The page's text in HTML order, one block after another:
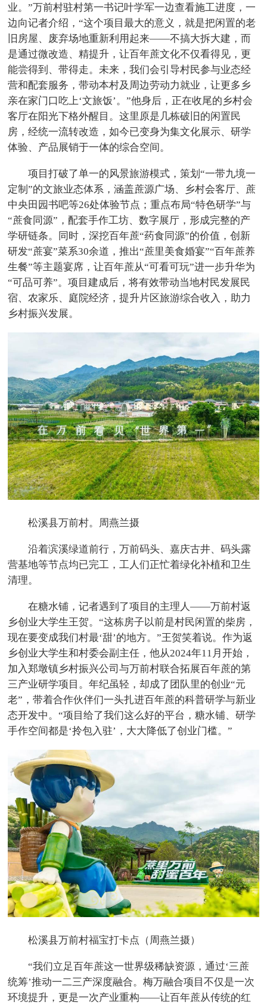
业。”万前村驻村第一书记叶学军一边查看施工进度，一
边向记者介绍，“这个项目最大的意义，就是把闲置的老
旧房屋、废弃场地重新利用起来——不搞大拆大建，而
是通过微改造、精提升，让百年蔗文化不仅看得见，更
能尝得到、带得走。未来，我们会引导村民参与业态经
营和配套服务，带动本村及周边劳动力就业，让更多乡
亲在家门口吃上‘文旅饭’。”他身后，正在收尾的乡村会
客厅在阳光下格外醒目。这里原是几栋破旧的闲置民
房，经统一流转改造，如今已变身为集文化展示、研学
体验、产品展销于一体的综合空间。
项目打破了单一的风景旅游模式，策划“一带九境一
定制”的文旅业态体系，涵盖蔗源广场、乡村会客厅、蔗
中央田园书吧等26处体验节点；重点布局“特色研学”与
“蔗食同源”，配套手作工坊、数字展厅，形成完整的产
学研链条。同时，深挖百年蔗“药食同源”的价值，创新
研发“蔗宴”菜系30余道，推出“蔗里美食婚宴”“百年蔗养
生餐”等主题宴席，让百年蔗从“可看可玩”进一步升华为
“可品可养”。项目建成后，将有效带动当地村民发展民
宿、农家乐、庭院经济，提升片区旅游综合收入，助力
乡村振兴发展。
松溪县万前村。周燕兰摄
沿着滨溪绿道前行，万前码头、嘉庆古井、码头露
营基地等节点均已完工，工人们正忙着绿化补植和卫生
清理。
在糖水铺，记者遇到了项目的主理人——万前村返
乡创业大学生王贺。“这栋房子以前是村民闲置的柴房，
现在要变成我们村最‘甜’的地方。”王贺笑着说。作为返
乡创业大学生和村委会副主任，他从2024年11月开始，
加入郑墩镇乡村振兴公司与万前村联合拓展百年蔗的第
三产业研学项目。年纪虽轻，却成了团队里的创业“元
老”，带着合作伙伴们一头扎进百年蔗的科普研学与新业
态开发中。“项目给了我们这么好的平台，糖水铺、研学
手作空间都是‘拎包入驻’，大大降低了创业门槛。”
松溪县万前村福宝打卡点（周燕兰摄）
“我们立足百年蔗这一世界级稀缺资源，通过‘三蔗
统筹’推动一二三产深度融合。梅万融合项目不仅是一次
环境提升，更是一次产业重构——让百年蔗从传统的红